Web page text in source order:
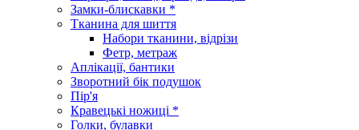
Замки-блискавки *
Тканина для шиття
Набори тканини, відрізи
Фетр, метраж
Аплікації, бантики
Зворотний бік подушок
Пір'я
Кравецькі ножиці *
Голки, булавки